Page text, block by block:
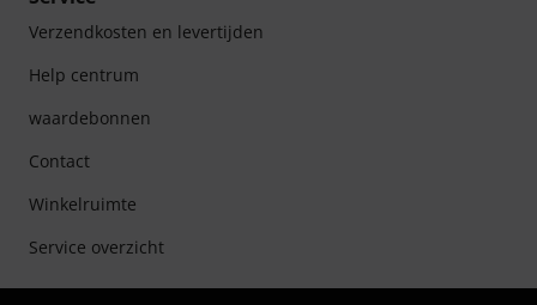
Verzendkosten en levertijden
Help centrum
waardebonnen
Contact
Winkelruimte
Service overzicht